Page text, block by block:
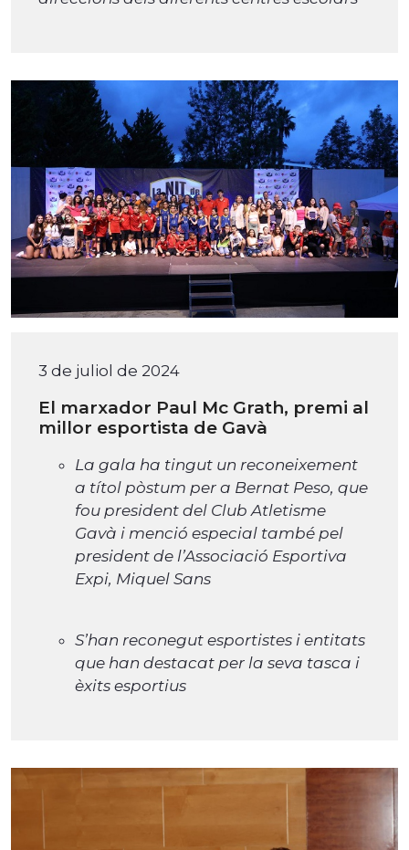
3 de juliol de 2024
El marxador Paul Mc Grath, premi al
millor esportista de Gavà
La gala ha tingut un reconeixement
a títol pòstum per a Bernat Peso, que
fou president del Club Atletisme
Gavà i menció especial també pel
president de l’Associació Esportiva
Expi, Miquel Sans
S’han reconegut esportistes i entitats
que han destacat per la seva tasca i
èxits esportius